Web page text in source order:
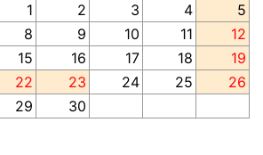
1 2 3 4
5
8 9 10 11
12
15 16 17 18
19
22 23 24 25
26
29 30